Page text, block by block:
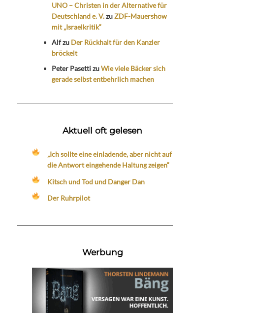
UNO – Christen in der Alternative für
Deutschland e. V.zuZDF-Mauershow
mit „Israelkritik“
Alfzu Der Rückhalt für den Kanzler
bröckelt
Peter PasettizuWie viele Bäcker sich
gerade selbst entbehrlich machen
Aktuell oft gelesen
„Ich sollte eine einladende, aber nicht auf
die Antwort eingehende Haltung zeigen“
Kitsch und Tod und Danger Dan
Der Ruhrpilot
Werbung